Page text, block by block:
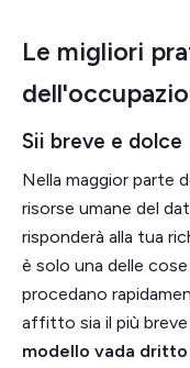
Le migliori
Sii breve e dolce
Nella maggior parte
risorse umane del
risponderà alla tua
è solo una delle
procedano
affitto sia il più breve
modello vada dritto